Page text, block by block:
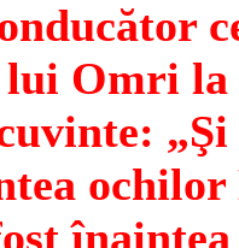
Omri la